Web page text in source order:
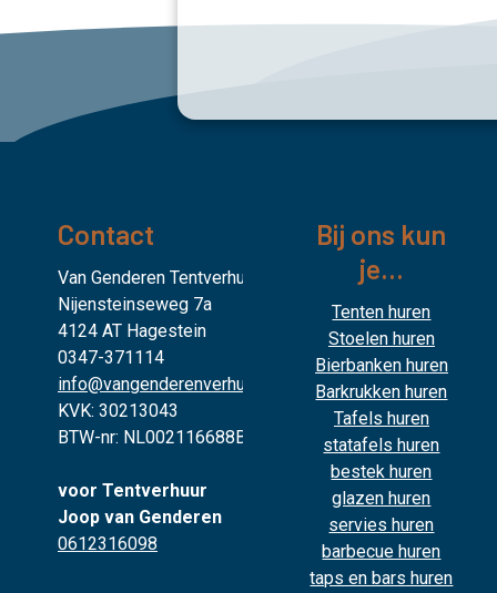
Contact
Van Genderen Tentverhuur
Nijensteinseweg 7a
4124 AT Hagestein
0347-371114
info@vangenderenverhuur.nl
KVK: 30213043
BTW-nr: NL002116688B02
voor Tentverhuur
Joop van Genderen
0612316098
Bij ons kun
je...
Tenten huren
Stoelen huren
Bierbanken huren
Barkrukken huren
Tafels huren
statafels huren
bestek huren
glazen huren
servies huren
barbecue huren
taps en bars huren